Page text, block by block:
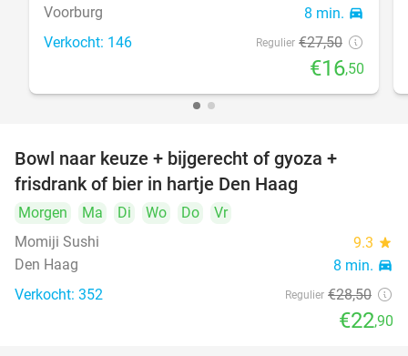
Voorburg 8 min. directions_car
Verkocht: 146 Regulier €27,50
€16,50
Bowl naar keuze + bijgerecht of gyoza +
frisdrank of bier in hartje Den Haag
Morgen Ma Di Wo Do
Vr
Momiji Sushi
9.3 star
Den Haag 8 min. directions_car
Verkocht: 352 Regulier €28,50
€22,90